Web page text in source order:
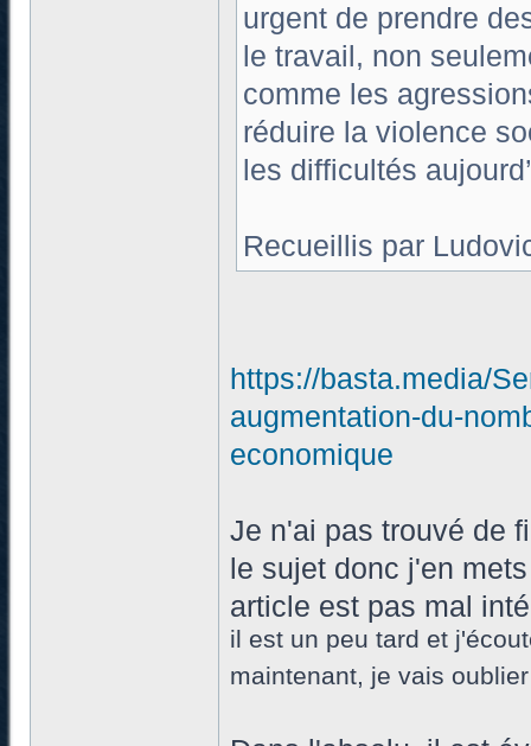
urgent de prendre
le travail, non
comme les
réduire la violence
les difficultés
Recueillis par
https://basta.media/
augmentation-du-
economique
Je n'ai pas trouvé de
le sujet donc j'en
article est pas mal
il est un peu tard et
maintenant, je vais